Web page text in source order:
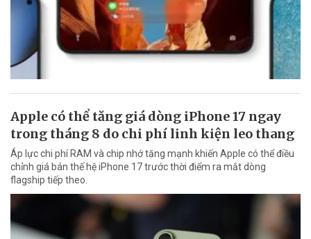
Apple có thể tăng giá dòng iPhone 17 ngay
trong tháng 8 do chi phí linh kiện leo thang
Áp lực chi phí RAM và chip nhớ tăng mạnh khiến Apple có thể điều
chỉnh giá bán thế hệ iPhone 17 trước thời điểm ra mắt dòng
flagship tiếp theo.